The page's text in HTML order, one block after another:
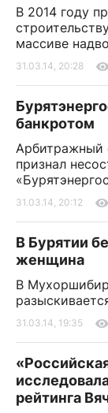
В 2014 году
массиве
31.03.14, 20:28
банкротом
Арбитражный
признал
31.03.14, 20:12
В Бурятии
женщина
В
31.03.14, 19:35
рейтинга